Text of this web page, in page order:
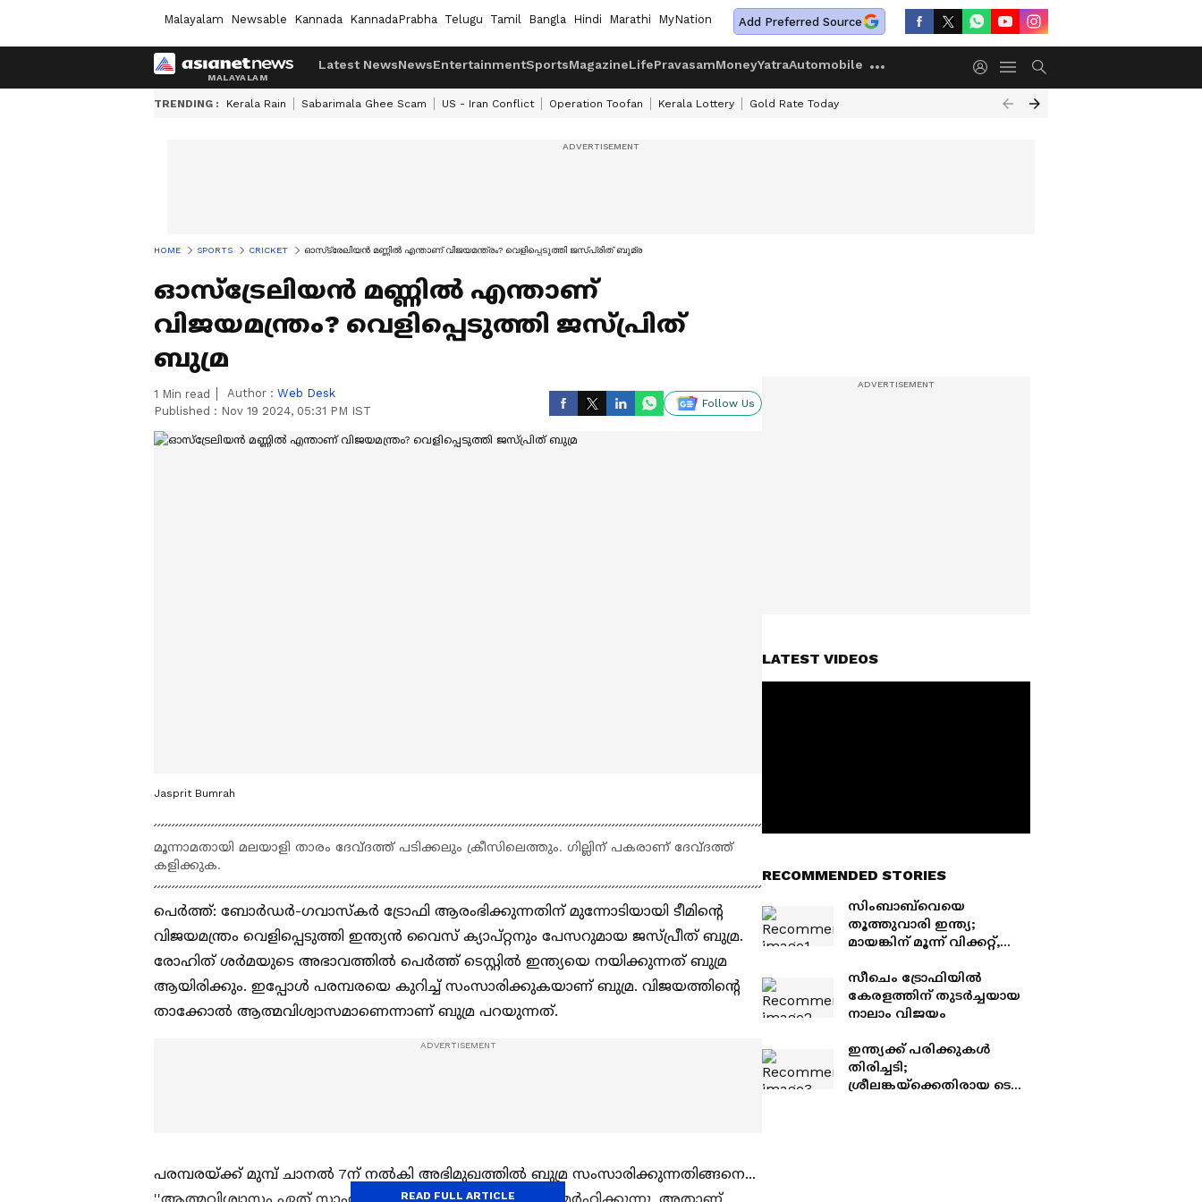
Malayalam Newsable Kannada KannadaPrabha Telugu Tamil Bangla Hindi Marathi MyNation Add Preferred Source
Latest NewsNewsEntertainmentSportsMagazineLifePravasamMoneyYatraAutomobile
TRENDING : Kerala Rain Sabarimala Ghee Scam US - Iran Conflict Operation Toofan Kerala Lottery Gold Rate Today
HOME SPORTS CRICKET ഓസ്‌ട്രേലിയന്‍ മണ്ണില്‍ എന്താണ് വിജയമന്ത്രം? വെളിപ്പെടുത്തി ജസ്പ്രിത് ബുമ്ര
ഓസ്‌ട്രേലിയന്‍ മണ്ണില്‍ എന്താണ്
വിജയമന്ത്രം? വെളിപ്പെടുത്തി ജസ്പ്രിത്
ബുമ്ര
1 Min read Author : Web Desk
Published : Nov 19 2024, 05:31 PM IST
Follow Us
Jasprit Bumrah
മൂന്നാമതായി മലയാളി താരം ദേവ്ദത്ത് പടിക്കലും ക്രീസിലെത്തും. ഗില്ലിന് പകരാണ് ദേവ്ദത്ത്
കളിക്കുക.
പെര്‍ത്ത്: ബോര്‍ഡര്‍-ഗവാസ്‌കര്‍ ട്രോഫി ആരംഭിക്കുന്നതിന് മുന്നോടിയായി ടീമിന്റെ
വിജയമന്ത്രം വെളിപ്പെടുത്തി ഇന്ത്യന്‍ വൈസ് ക്യാപ്റ്റനും പേസറുമായ ജസ്പ്രീത് ബുമ്ര.
രോഹിത് ശര്‍മയുടെ അഭാവത്തില്‍ പെര്‍ത്ത് ടെസ്റ്റില്‍ ഇന്ത്യയെ നയിക്കുന്നത് ബുമ്ര
ആയിരിക്കും. ഇപ്പോള്‍ പരമ്പരയെ കുറിച്ച് സംസാരിക്കുകയാണ് ബുമ്ര. വിജയത്തിന്റെ
താക്കോല്‍ ആത്മവിശ്വാസമാണെന്നാണ് ബുമ്ര പറയുന്നത്.
പരമ്പരയ്ക്ക് മുമ്പ് ചാനല്‍ 7ന് നല്‍കി അഭിമുഖത്തില്‍ ബുമ്ര സംസാരിക്കുന്നതിങ്ങനെ...
''ആത്മവിശ്വാസം ഏത് സാഹചര്യത്തിലും ഏറ്റവും പ്രാധാന്യമര്‍ഹിക്കുന്നു. അതാണ്
READ FULL ARTICLE
LATEST VIDEOS
RECOMMENDED STORIES
സിംബാബ്‌വെയെ
തൂത്തുവാരി ഇന്ത്യ;
മായങ്കിന് മൂന്ന് വിക്കറ്റ്,
റണ്‍സ് ജയം
സീചെം ട്രോഫിയില്‍
കേരളത്തിന് തുടര്‍ച്ചയായ
നാലാം വിജയം
ഇന്ത്യക്ക് പരിക്കുകള്‍
തിരിച്ചടി;
ശ്രീലങ്കയ്ക്കെതിരായ ടെസ്റ്റ്